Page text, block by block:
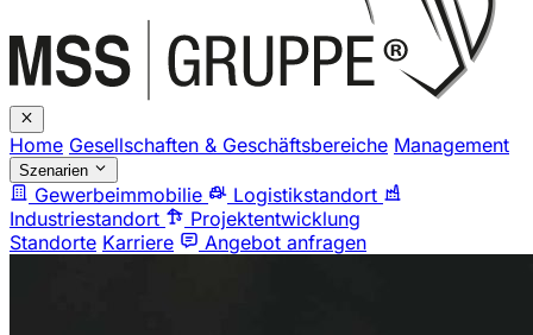
Home Gesellschaften & Geschäftsbereiche Management
Szenarien
Gewerbeimmobilie
Logistikstandort
Industriestandort
Projektentwicklung
Standorte Karriere Angebot anfragen